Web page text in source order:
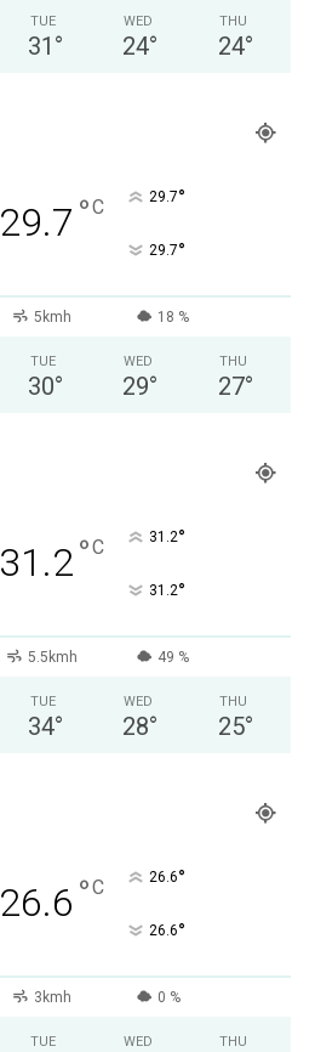
TUE
31 °
WED
24°
THU
24°
29.7 °C 29.7°
29.7°
5kmh 18 %
TUE
30°
WED
29°
THU
27°
31.2°C 31.2°
31.2°
5.5kmh 49 %
TUE
34°
WED
28°
THU
25°
26.6 °C 26.6°
26.6°
3kmh 0 %
TUE WED THU